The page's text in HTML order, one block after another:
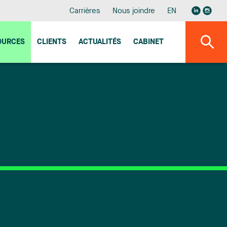
Carrières Nous joindre EN
CLIENTS ACTUALITÉS CABINET